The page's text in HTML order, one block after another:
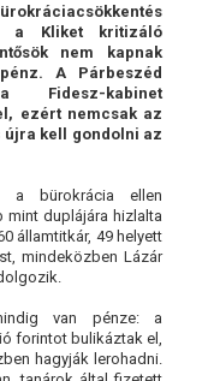
a Kliket kritizáló
nem kapnak
A Párbeszéd
Fidesz-kabinet
ezért nemcsak az
kell gondolni az
a bürokrácia ellen
duplájára hizlalta
államtitkár, 49 helyett
mindeközben Lázár
van pénze: a
forintot bulikáztak el,
hagyják lerohadni.